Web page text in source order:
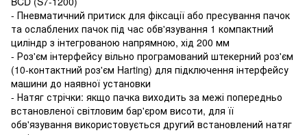
- Пневматичний притиск для фіксації або пресування пачок
та ослаблених пачок під час обв'язування 1 компактний
циліндр з інтегрованою напрямною, хід 200 мм
- Роз'єм інтерфейсу вільно програмований штекерний роз'єм
(10-контактний роз'єм Harting) для підключення інтерфейсу
машини до наявної установки
- Натяг стрічки: якщо пачка виходить за межі попередньо
встановленої світловим бар'єром висоти, для її
обв'язування використовується другий встановлений натяг